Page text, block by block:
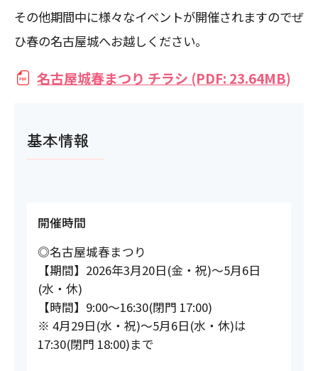
その他期間中に様々なイベントが開催されますのでぜ
ひ春の名古屋城へお越しください。
名古屋城春まつり チラシ (PDF: 23.64MB)
基本情報
開催時間
◎名古屋城春まつり
【期間】2026年3月20日(金・祝)〜5月6日
(水・休)
【時間】9:00～16:30(閉門 17:00)
※ 4月29日(水・祝)～5月6日(水・休)は
17:30(閉門 18:00)まで